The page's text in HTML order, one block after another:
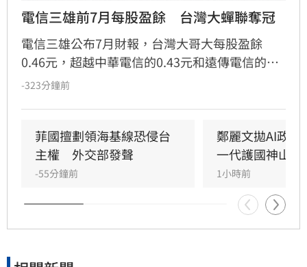
電信三雄前7月每股盈餘　台灣大蟬聯奪冠
電信三雄公布7月財報，台灣大哥大每股盈餘
0.46元，超越中華電信的0.43元和遠傳電信的
0.32元，台灣大前7月每股盈餘以3.32元居首；中
-323分鐘前
菲國擅劃領海基線恐侵台
主權　外交部發聲
-55分鐘前
鄭麗文拋AI政策
一代護國神山群
1小時前